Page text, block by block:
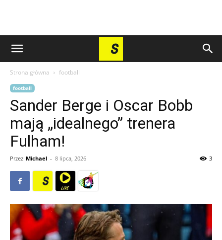
Strona główna football
football
Sander Berge i Oscar Bobb
mają „idealnego” trenera
Fulham!
Przez Michael - 8 lipca, 2026 3